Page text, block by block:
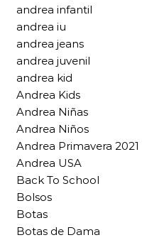
andrea infantil
andrea iu
andrea jeans
andrea juvenil
andrea kid
Andrea Kids
Andrea Niñas
Andrea Niños
Andrea Primavera 2021
Andrea USA
Back To School
Bolsos
Botas
Botas de Dama